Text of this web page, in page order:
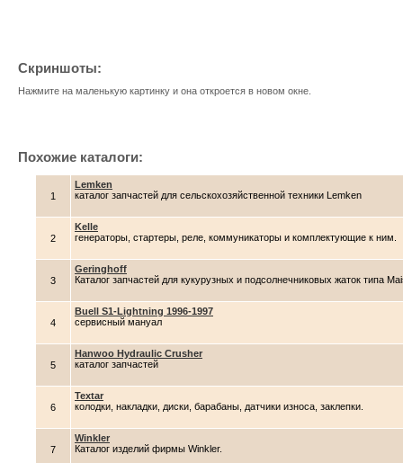
Скриншоты:
Нажмите на маленькую картинку и она откроется в новом окне.
Похожие каталоги:
1
Lemken
каталог запчастей для сельскохозяйственной техники Lemken
2
Kelle
генераторы, стартеры, реле, коммуникаторы и комплектующие к ним.
3
Geringhoff
Каталог запчастей для кукурузных и подсолнечниковых жаток типа
4
Buell S1-Lightning 1996-1997
сервисный мануал
5
Hanwoo Hydraulic Crusher
каталог запчастей
6
Textar
колодки, накладки, диски, барабаны, датчики износа, заклепки.
7
Winkler
Каталог изделий фирмы Winkler.